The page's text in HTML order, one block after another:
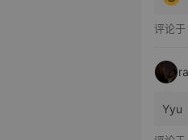
评论于
Yyu